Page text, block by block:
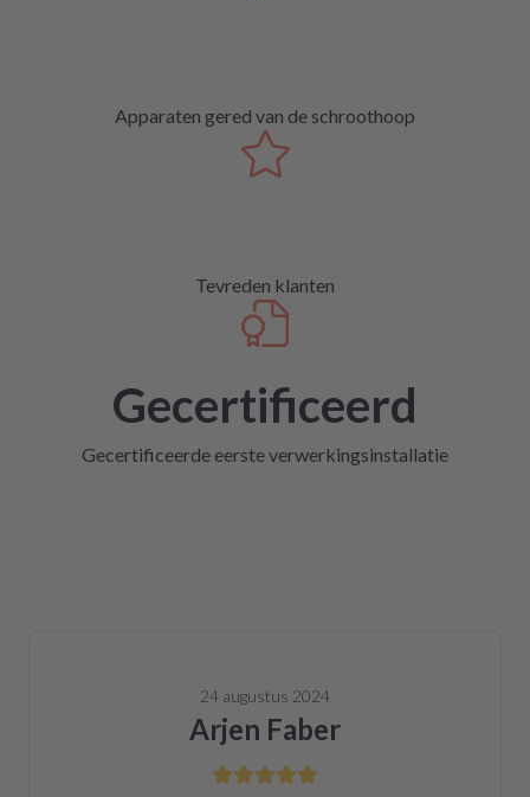
Apparaten gered van de schroothoop
Tevreden klanten
Gecertificeerd
Gecertificeerde eerste verwerkingsinstallatie
24 augustus 2024
Arjen Faber